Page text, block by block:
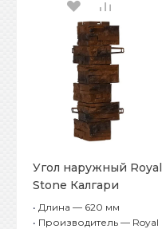
Угол наружный Royal
Stone Калгари
• Длина — 620 мм
• Производитель — Royal